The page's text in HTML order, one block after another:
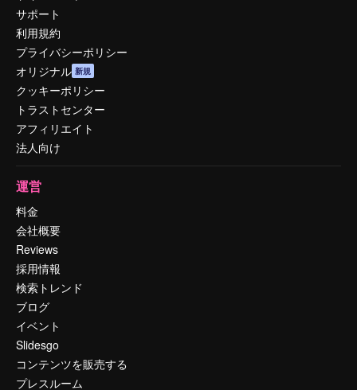
サポート
利用規約
プライバシーポリシー
オリジナル 新規
クッキーポリシー
トラストセンター
アフィリエイト
法人向け
運営
料金
会社概要
Reviews
採用情報
検索トレンド
ブログ
イベント
Slidesgo
コンテンツを販売する
プレスルーム